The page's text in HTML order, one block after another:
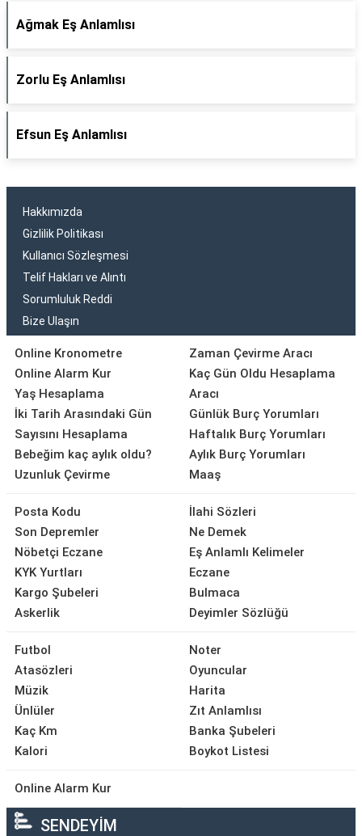
Ağmak Eş Anlamlısı
Zorlu Eş Anlamlısı
Efsun Eş Anlamlısı
Hakkımızda
Gizlilik Politikası
Kullanıcı Sözleşmesi
Telif Hakları ve Alıntı
Sorumluluk Reddi
Bize Ulaşın
Online Kronometre
Online Alarm Kur
Yaş Hesaplama
İki Tarih Arasındaki Gün
Sayısını Hesaplama
Bebeğim kaç aylık oldu?
Uzunluk Çevirme
Zaman Çevirme Aracı
Kaç Gün Oldu Hesaplama
Aracı
Günlük Burç Yorumları
Haftalık Burç Yorumları
Aylık Burç Yorumları
Maaş
Posta Kodu
Son Depremler
Nöbetçi Eczane
KYK Yurtları
Kargo Şubeleri
Askerlik
İlahi Sözleri
Ne Demek
Eş Anlamlı Kelimeler
Eczane
Bulmaca
Deyimler Sözlüğü
Futbol
Atasözleri
Müzik
Ünlüler
Kaç Km
Kalori
Noter
Oyuncular
Harita
Zıt Anlamlısı
Banka Şubeleri
Boykot Listesi
Online Alarm Kur
SENDEYİM